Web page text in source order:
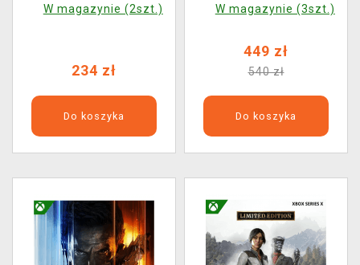
W magazynie (2szt.)
234 zł
Do koszyka
- Wuchang Fallen
W magazynie (3szt.)
449 zł
540 zł
Do koszyka